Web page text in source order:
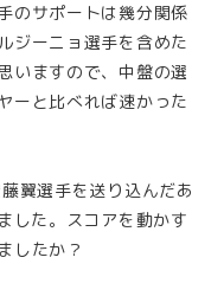
のサポートは幾分関係
ジーニョ選手を含めた
いますので、中盤の選
ーと比べれば速かった
翼選手を送り込んだあ
した。スコアを動かす
したか？